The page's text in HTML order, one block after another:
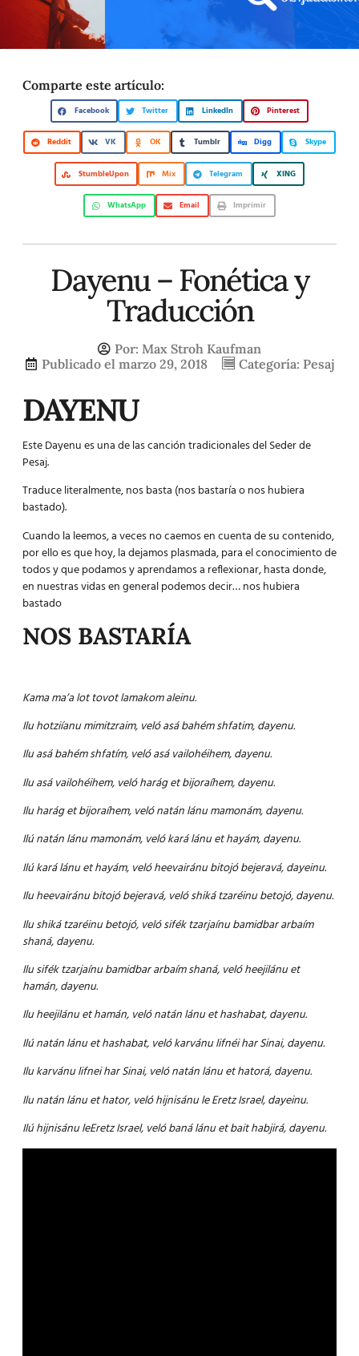
Comparte este artículo:
Facebook Twitter LinkedIn Pinterest
Reddit VK OK Tumblr Digg Skype
StumbleUpon Mix Telegram XING
WhatsApp Email Imprimir
Dayenu – Fonética y
Traducción
Por: Max Stroh Kaufman
Publicado el marzo 29, 2018 Categoría: Pesaj
DAYENU
Este Dayenu es una de las canción tradicionales del Seder de
Pesaj.
Traduce literalmente, nos basta (nos bastaría o nos hubiera
bastado).
Cuando la leemos, a veces no caemos en cuenta de su contenido,
por ello es que hoy, la dejamos plasmada, para el conocimiento de
todos y que podamos y aprendamos a reflexionar, hasta donde,
en nuestras vidas en general podemos decir… nos hubiera
bastado
NOS BASTARÍA
Kama ma’a lot tovot lamakom aleinu.
Ilu hotziíanu mimitzraim, veló asá bahém shfatim, dayenu.
Ilu asá bahém shfatím, veló asá vailohéihem, dayenu.
Ilu asá vailohéihem, veló harág et bijoraíhem, dayenu.
Ilu harág et bijoraíhem, veló natán lánu mamonám, dayenu.
Ilú natán lánu mamonám, veló kará lánu et hayám, dayenu.
Ilú kará lánu et hayám, veló heevairánu bitojó bejeravá, dayeinu.
Ilu heevairánu bitojó bejeravá, veló shiká tzaréinu betojó, dayenu.
Ilu shiká tzaréinu betojó, veló sifék tzarjaínu bamidbar arbaím
shaná, dayenu.
Ilu sifék tzarjaínu bamidbar arbaím shaná, veló heejilánu et
hamán, dayenu.
Ilu heejilánu et hamán, veló natán lánu et hashabat, dayenu.
Ilú natán lánu et hashabat, veló karvánu lifnéi har Sinai, dayenu.
Ilu karvánu lifnei har Sinai, veló natán lánu et hatorá, dayenu.
Ilu natán lánu et hator, veló hijnisánu le Eretz Israel, dayeinu.
Ilú hijnisánu leEretz Israel, veló baná lánu et bait habjirá, dayenu.